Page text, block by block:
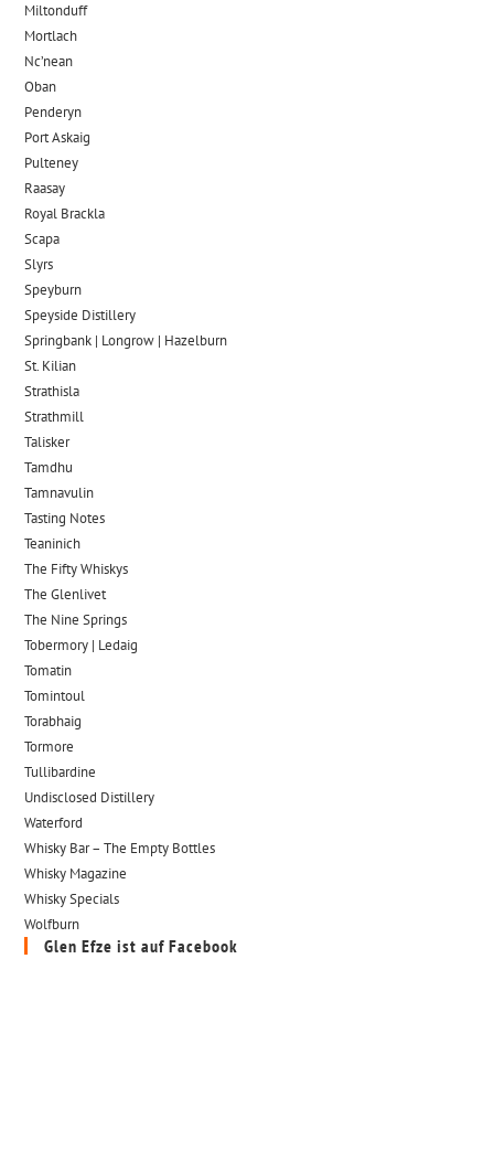
Miltonduff
Mortlach
Nc’nean
Oban
Penderyn
Port Askaig
Pulteney
Raasay
Royal Brackla
Scapa
Slyrs
Speyburn
Speyside Distillery
Springbank | Longrow | Hazelburn
St. Kilian
Strathisla
Strathmill
Talisker
Tamdhu
Tamnavulin
Tasting Notes
Teaninich
The Fifty Whiskys
The Glenlivet
The Nine Springs
Tobermory | Ledaig
Tomatin
Tomintoul
Torabhaig
Tormore
Tullibardine
Undisclosed Distillery
Waterford
Whisky Bar – The Empty Bottles
Whisky Magazine
Whisky Specials
Wolfburn
Glen Efze ist auf Facebook